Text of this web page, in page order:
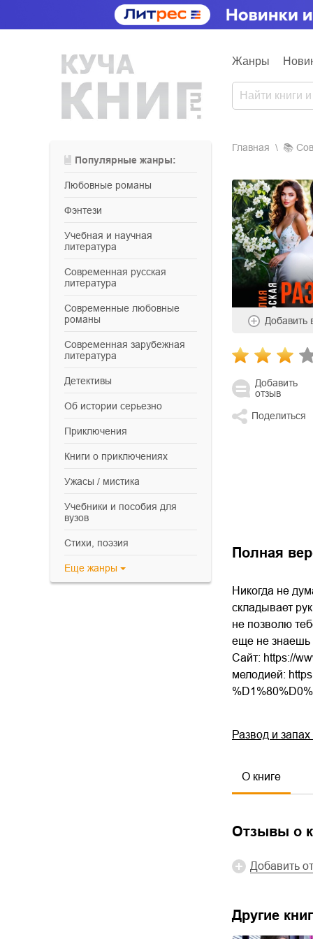
Жанры
Популярные жанры:
любовные романы
фэнтези
учебная и научная
литература
современная русская
литература
современные любовные
романы
современная зарубежная
литература
детективы
об истории серьезно
приключения
книги о приключениях
ужасы / мистика
учебники и пособия для
вузов
cтихи, поэзия
Еще жанры
Главная 📚
Добавить
Добавить
отзыв
Поделиться
Полная
Никогда не
складывает
не позволю
еще не знаешь
Сайт: https://
мелодией:
Развод и
О книге
Отзывы о
Добавить
Другие